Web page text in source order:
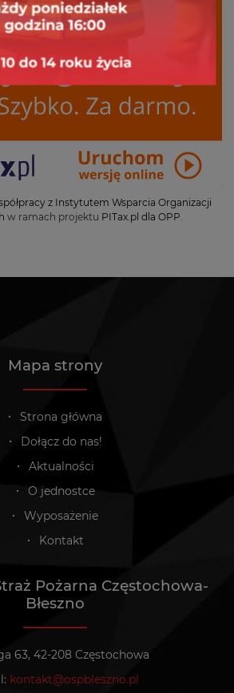
z Instytutem Wsparcia Organizacji
w ramach projektu PITax.pl dla OPP
Mapa strony
Strona główna
Dołącz do nas!
Aktualności
O jednostce
Wyposażenie
Kontakt
Pożarna Częstochowa-
Błeszno
63, 42-208 Częstochowa
kontakt@ospbleszno.pl